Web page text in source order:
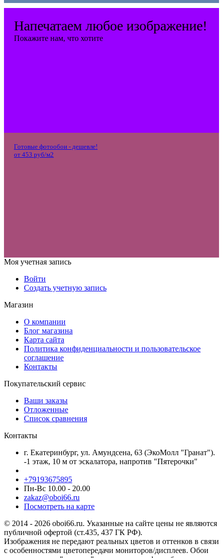
Напечатаем любое изображение!
Покажите нам, что хотите
Готовые фотообои - дешевле!
от 453 руб/м2
Моя учетная запись
Войти
Создать учетную запись
Магазин
О компании
Блог магазина
Карта сайта
Политика конфиденциальности и пользовательское
соглашение
Контакты
Покупательский сервис
Ваши заказы
Отложенные
Список сравнения
Контакты
г. Екатеринбург, ул. Амундсена, 63 (ЭкоМолл "Гранат").
-1 этаж, 10 м от эскалатора, напротив "Пятерочки"
+79193675895
Пн-Вс 10.00 - 20.00
zakaz@oboi66.ru
Посмотреть на карте
© 2014 - 2026 oboi66.ru. Указанные на сайте цены не являются
публичной офертой (ст.435, 437 ГК РФ).
Изображения не передают реальных цветов и оттенков в связи
с особенностями цветопередачи мониторов/дисплеев. Обои